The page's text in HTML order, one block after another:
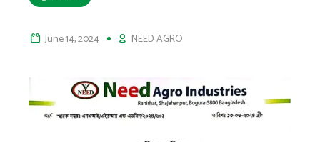
June 14, 2024 NEED AGRO